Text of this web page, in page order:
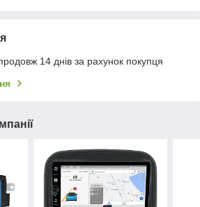
14 днів за рахунок покупця